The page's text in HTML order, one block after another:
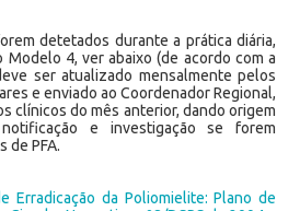
detetados durante a prática diária,
4, ver abaixo (de acordo com a
ser atualizado mensalmente pelos
e enviado ao Coordenador Regional,
clínicos do mês anterior, dando origem
e investigação se forem
de PFA.
Erradicação da Poliomielite: Plano de